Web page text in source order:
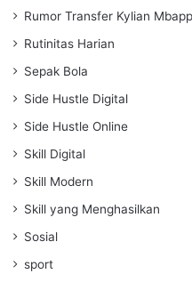
Rumor Transfer Kylian
Rutinitas Harian
Sepak Bola
Side Hustle Digital
Side Hustle Online
Skill Digital
Skill Modern
Skill yang Menghasilkan
Sosial
sport